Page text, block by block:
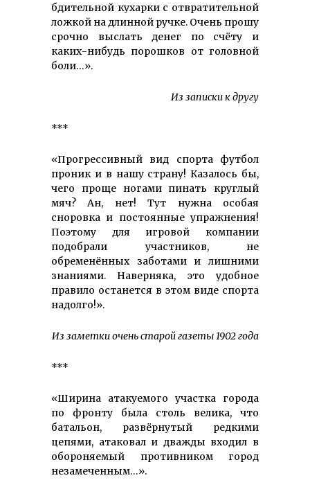
бдительной кухарки с отвратительной
ложкой на длинной ручке. Очень прошу
срочно выслать денег по счёту и
каких-нибудь порошков от головной
боли…».
Из записки к другу
***
«Прогрессивный вид спорта футбол
проник и в нашу страну! Казалось бы,
чего проще ногами пинать круглый
мяч? Ан, нет! Тут нужна особая
сноровка и постоянные упражнения!
Поэтому для игровой компании
подобрали участников, не
обременённых заботами и лишними
знаниями. Наверняка, это удобное
правило останется в этом виде спорта
надолго!».
Из заметки очень старой газеты 1902 года
***
«Ширина атакуемого участка города
по фронту была столь велика, что
батальон, развёрнутый редкими
цепями, атаковал и дважды входил в
обороняемый противником город
незамеченным…».